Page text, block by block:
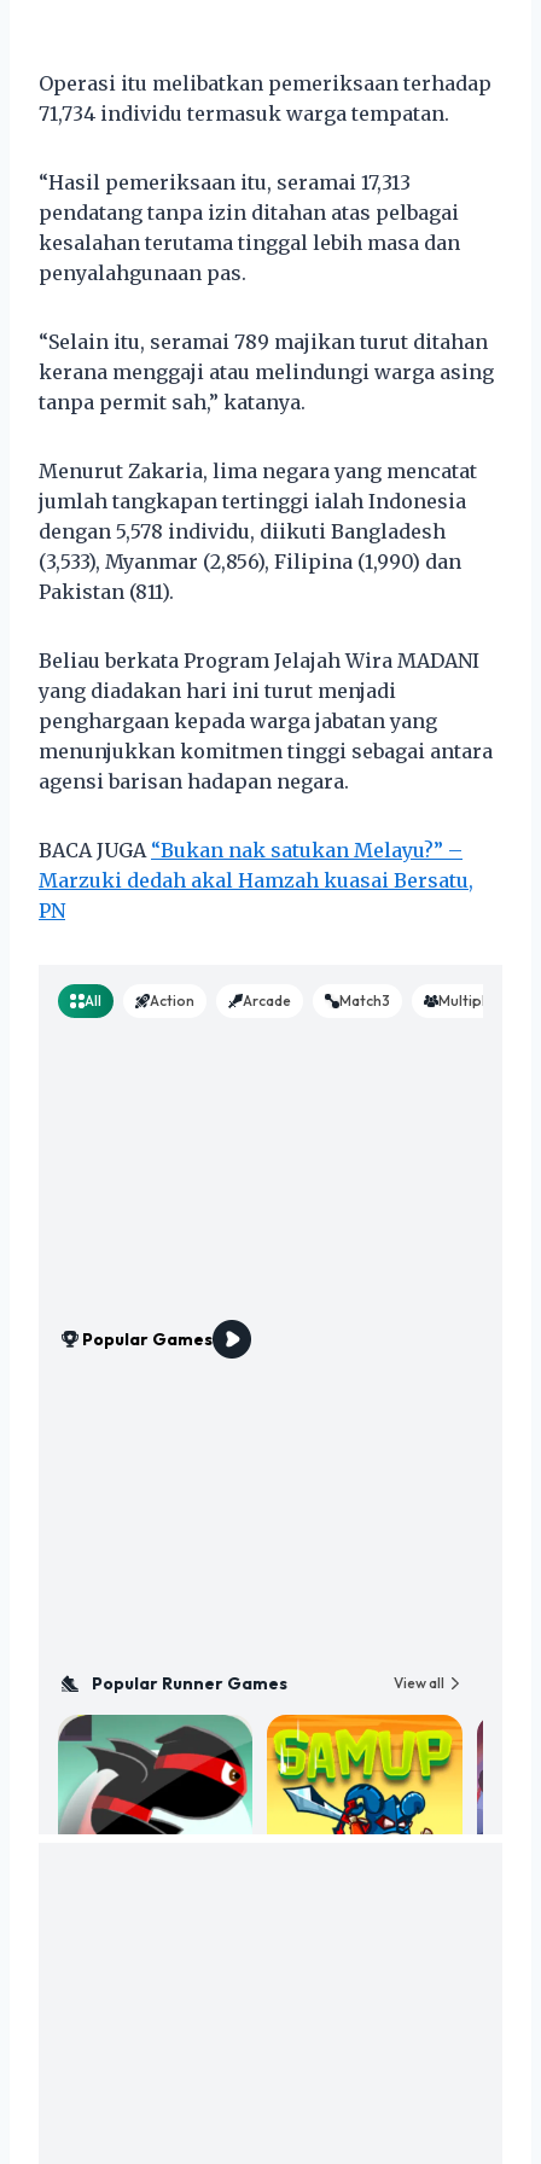
Operasi itu melibatkan pemeriksaan terhadap
71,734 individu termasuk warga tempatan.
“Hasil pemeriksaan itu, seramai 17,313
pendatang tanpa izin ditahan atas pelbagai
kesalahan terutama tinggal lebih masa dan
penyalahgunaan pas.
“Selain itu, seramai 789 majikan turut ditahan
kerana menggaji atau melindungi warga asing
tanpa permit sah,” katanya.
Menurut Zakaria, lima negara yang mencatat
jumlah tangkapan tertinggi ialah Indonesia
dengan 5,578 individu, diikuti Bangladesh
(3,533), Myanmar (2,856), Filipina (1,990) dan
Pakistan (811).
Beliau berkata Program Jelajah Wira MADANI
yang diadakan hari ini turut menjadi
penghargaan kepada warga jabatan yang
menunjukkan komitmen tinggi sebagai antara
agensi barisan hadapan negara.
BACA JUGA “Bukan nak satukan Melayu?” –
Marzuki dedah akal Hamzah kuasai Bersatu,
PN